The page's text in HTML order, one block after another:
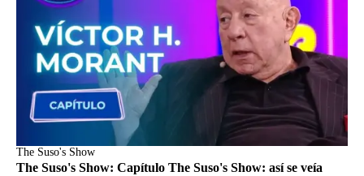
The Suso's Show
The Suso's Show: Capítulo The Suso's Show: así se veía